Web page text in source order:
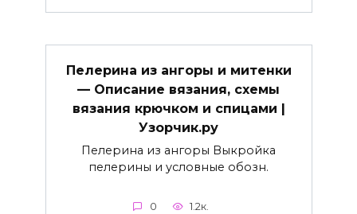
Пелерина из ангоры и митенки
— Описание вязания, схемы
вязания крючком и спицами |
Узорчик.ру
Пелерина из ангоры Выкройка
пелерины и условные обозн.
0 1.2к.